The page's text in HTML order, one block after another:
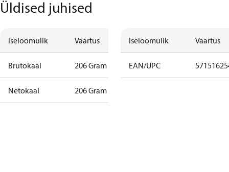
Üldised juhised
Iseloomulik Väärtus
Brutokaal 206 Gram
Netokaal 206 Gram
Iseloomulik Väärtus
EAN/UPC